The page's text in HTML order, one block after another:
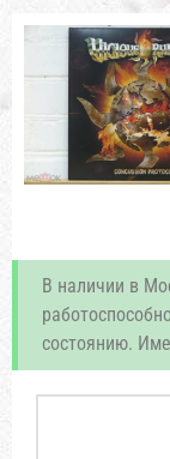
В наличии в
состоянию.